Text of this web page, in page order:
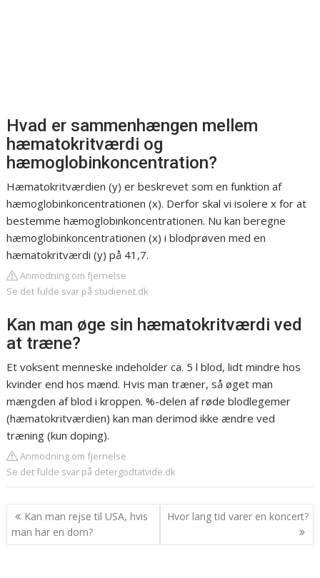
Hvad er sammenhængen mellem
hæmatokritværdi og
hæmoglobinkoncentration?
Hæmatokritværdien (y) er beskrevet som en funktion af
hæmoglobinkoncentrationen (x). Derfor skal vi isolere x for at
bestemme hæmoglobinkoncentrationen. Nu kan beregne
hæmoglobinkoncentrationen (x) i blodprøven med en
hæmatokritværdi (y) på 41,7.
Anmodning om fjernelse
Se det fulde svar på studienet.dk
Kan man øge sin hæmatokritværdi ved
at træne?
Et voksent menneske indeholder ca. 5 l blod, lidt mindre hos
kvinder end hos mænd. Hvis man træner, så øget man
mængden af blod i kroppen. %-delen af røde blodlegemer
(hæmatokritværdien) kan man derimod ikke ændre ved
træning (kun doping).
Anmodning om fjernelse
Se det fulde svar på detergodtatvide.dk
Indlægsnavigation
Kan man rejse til USA, hvis
man har en dom?
Hvor lang tid varer en koncert?